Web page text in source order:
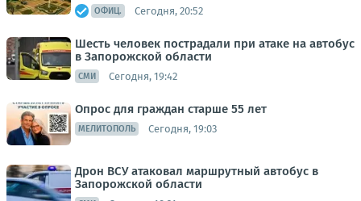
ОФИЦ. Сегодня, 20:52
Шесть человек пострадали при атаке на автобус
в Запорожской области
СМИ Сегодня, 19:42
Опрос для граждан старше 55 лет
МЕЛИТОПОЛЬ Сегодня, 19:03
Дрон ВСУ атаковал маршрутный автобус в
Запорожской области